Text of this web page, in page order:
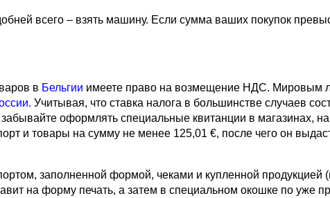
всего – взять машину. Если сумма ваших покупок
в Бельгии имеете право на возмещение НДС. Мировым
Учитывая, что ставка налога в большинстве случаев
оформлять специальные квитанции в магазинах,
и товары на сумму не менее 125,01 €, после чего он
заполненной формой, чеками и купленной
на форму печать, а затем в специальном окошке по уже